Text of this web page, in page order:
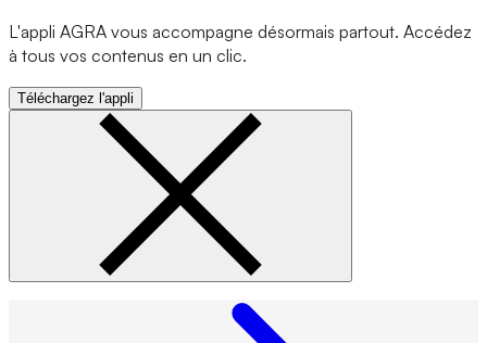
L'appli AGRA vous accompagne désormais partout. Accédez
à tous vos contenus en un clic.
Téléchargez l'appli